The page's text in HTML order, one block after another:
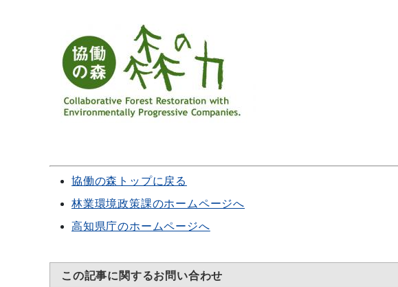
協働の森トップに戻る
林業環境政策課のホームページへ
高知県庁のホームページへ
この記事に関するお問い合わせ